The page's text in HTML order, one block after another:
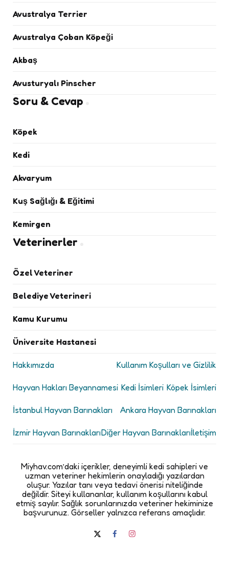
Avustralya Terrier
Avustralya Çoban Köpeği
Akbaş
Avusturyalı Pinscher
Soru & Cevap
Köpek
Kedi
Akvaryum
Kuş Sağlığı & Eğitimi
Kemirgen
Veterinerler
Özel Veteriner
Belediye Veterineri
Kamu Kurumu
Üniversite Hastanesi
Hakkımızda Kullanım Koşulları ve Gizlilik
Hayvan Hakları Beyannamesi Kedi İsimleri Köpek İsimleri
İstanbul Hayvan Barınakları Ankara Hayvan Barınakları
İzmir Hayvan BarınaklarıDiğer Hayvan Barınaklarıİletişim
Miyhav.com’daki içerikler, deneyimli kedi sahipleri ve
uzman veteriner hekimlerin onayladığı yazılardan
oluşur. Yazılar tanı veya tedavi önerisi niteliğinde
değildir. Siteyi kullananlar, kullanım koşullarını kabul
etmiş sayılır. Sağlık sorunlarınızda veteriner hekiminize
başvurunuz. Görseller yalnızca referans amaçlıdır.